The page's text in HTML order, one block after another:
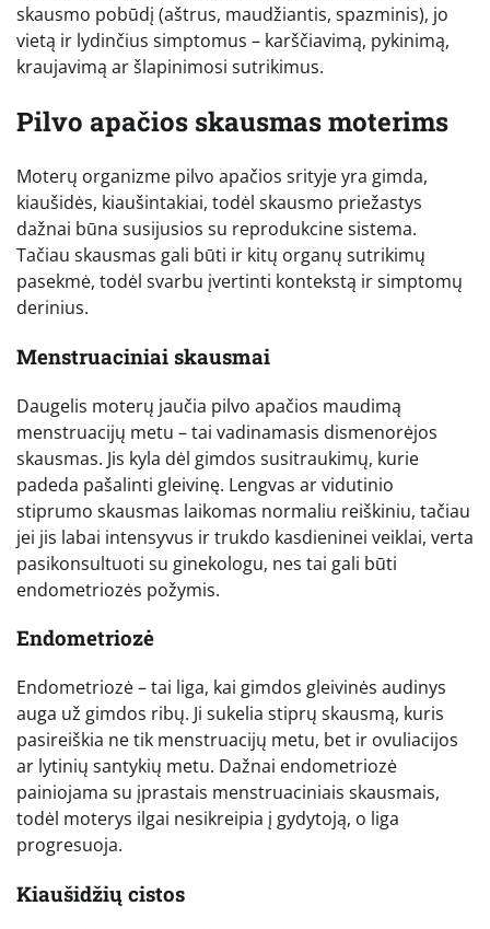
skausmo pobūdį (aštrus, maudžiantis, spazminis), jo
vietą ir lydinčius simptomus – karščiavimą, pykinimą,
kraujavimą ar šlapinimosi sutrikimus.
Pilvo apačios skausmas moterims
Moterų organizme pilvo apačios srityje yra gimda,
kiaušidės, kiaušintakiai, todėl skausmo priežastys
dažnai būna susijusios su reprodukcine sistema.
Tačiau skausmas gali būti ir kitų organų sutrikimų
pasekmė, todėl svarbu įvertinti kontekstą ir simptomų
derinius.
Menstruaciniai skausmai
Daugelis moterų jaučia pilvo apačios maudimą
menstruacijų metu – tai vadinamasis dismenorėjos
skausmas. Jis kyla dėl gimdos susitraukimų, kurie
padeda pašalinti gleivinę. Lengvas ar vidutinio
stiprumo skausmas laikomas normaliu reiškiniu, tačiau
jei jis labai intensyvus ir trukdo kasdieninei veiklai, verta
pasikonsultuoti su ginekologu, nes tai gali būti
endometriozės požymis.
Endometriozė
Endometriozė – tai liga, kai gimdos gleivinės audinys
auga už gimdos ribų. Ji sukelia stiprų skausmą, kuris
pasireiškia ne tik menstruacijų metu, bet ir ovuliacijos
ar lytinių santykių metu. Dažnai endometriozė
painiojama su įprastais menstruaciniais skausmais,
todėl moterys ilgai nesikreipia į gydytoją, o liga
progresuoja.
Kiaušidžių cistos